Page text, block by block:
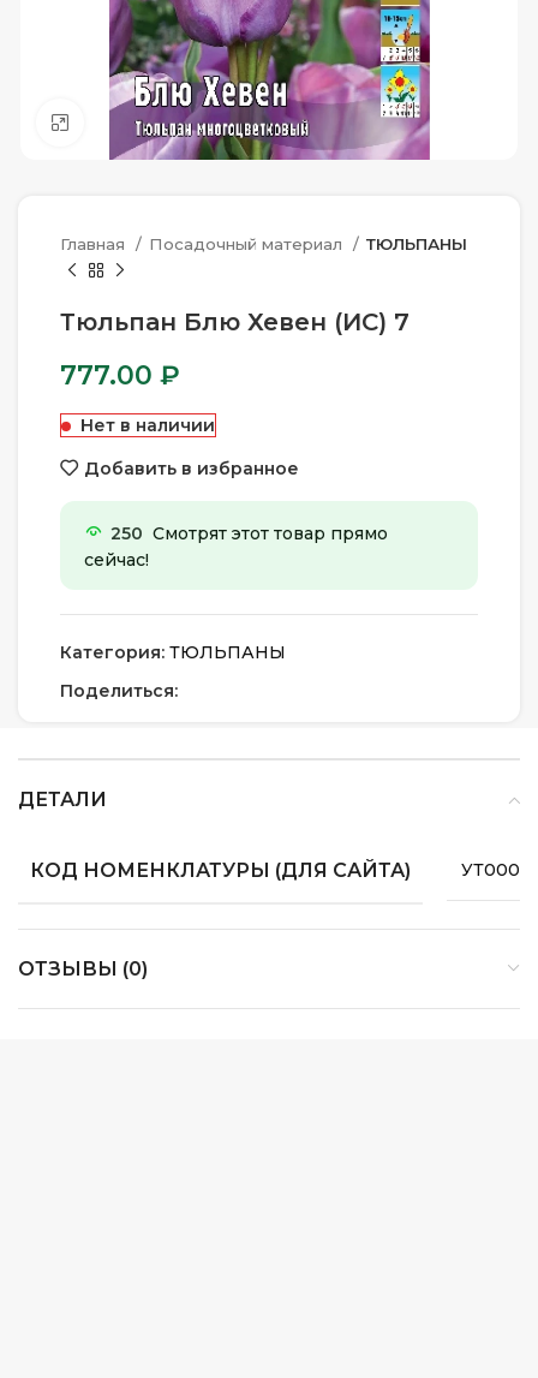
Нажмите, чтобы увеличить
Главная Посадочный материал ТЮЛЬПАНЫ
Тюльпан Блю Хевен (ИС) 7
777.00 ₽
Нет в наличии
Добавить в избранное
250 Смотрят этот товар прямо
сейчас!
Категория: ТЮЛЬПАНЫ
Поделиться:
ДЕТАЛИ
КОД НОМЕНКЛАТУРЫ (ДЛЯ САЙТА)
ОТЗЫВЫ (0)